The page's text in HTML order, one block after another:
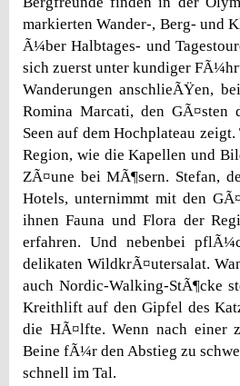
markierten Wander-, Berg- und
Ã¼ber Halbtages- und
sich zuerst unter kundiger
Wanderungen anschlieÃŸen,
Romina Marcati, den GÃ¤sten
Seen auf dem Hochplateau
Region, wie die Kapellen und
ZÃ¤une bei MÃ¶sern. Stefan,
Hotels, unternimmt mit den
ihnen Fauna und Flora der
erfahren. Und nebenbei
delikaten WildkrÃ¤utersalat.
auch Nordic-Walking-StÃ¶cke
Kreithlift auf den Gipfel des
die HÃ¤lfte. Wenn nach einer
Beine fÃ¼r den Abstieg zu
schnell im Tal.